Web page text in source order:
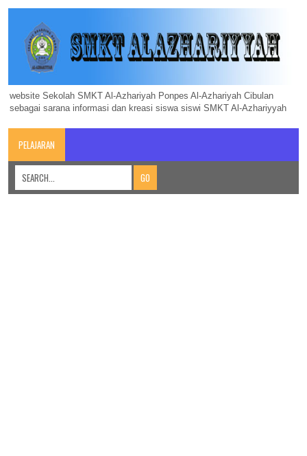
website Sekolah SMKT Al-Azhariyah Ponpes Al-Azhariyah Cibulan
sebagai sarana informasi dan kreasi siswa siswi SMKT Al-Azhariyyah
PELAJARAN